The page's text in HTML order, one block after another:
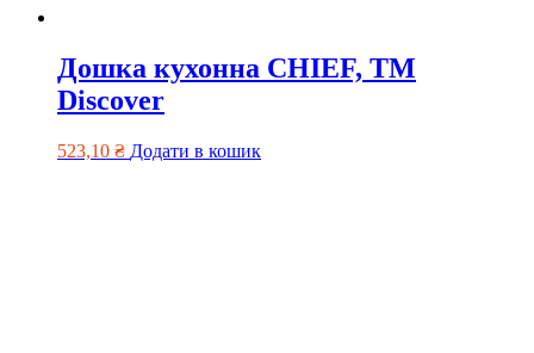
Дошка кухонна CHIEF, TM
Discover
523,10 ₴ Додати в кошик